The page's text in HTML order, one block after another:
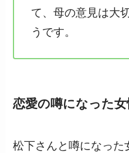
て、母の意見は大
うです。
恋愛の噂になった女
松下さんと噂になった